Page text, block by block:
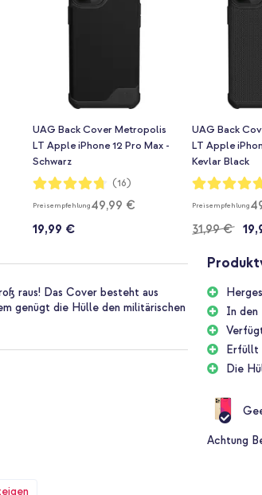
UAG Back Cover Metropolis
LT Apple iPhone 12 Pro Max -
Schwarz
Bewertung:
94%
(16)
Preisempfehlung49,99 €
19,99 €
UAG Back
LT Apple
Kevlar Black
Bewertung:
94%
Preisempfehlung
31,99 €
raus! Das Cover besteht aus
genügt die Hülle den militärischen
In den
Erfüllt
Die
Achtung